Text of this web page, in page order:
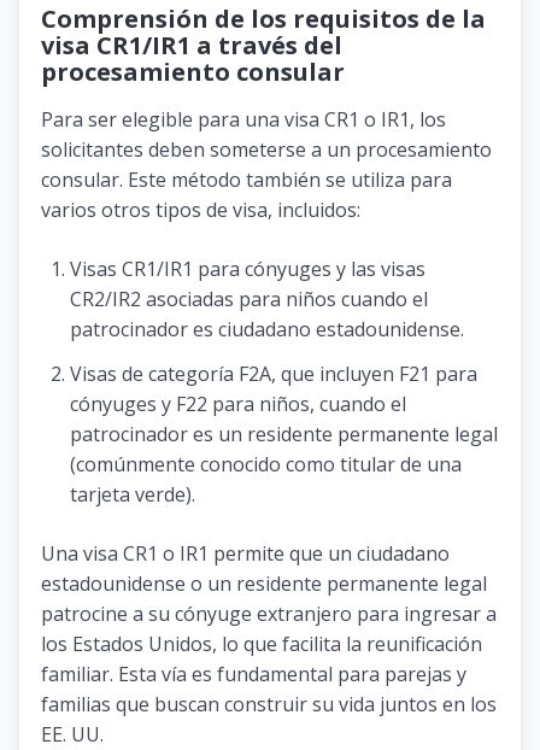
Comprensión de los requisitos de la
visa CR1/IR1 a través del
procesamiento consular
Para ser elegible para una visa CR1 o IR1, los
solicitantes deben someterse a un procesamiento
consular. Este método también se utiliza para
varios otros tipos de visa, incluidos:
Visas CR1/IR1 para cónyuges y las visas
CR2/IR2 asociadas para niños cuando el
patrocinador es ciudadano estadounidense.
Visas de categoría F2A, que incluyen F21 para
cónyuges y F22 para niños, cuando el
patrocinador es un residente permanente legal
(comúnmente conocido como titular de una
tarjeta verde).
Una visa CR1 o IR1 permite que un ciudadano
estadounidense o un residente permanente legal
patrocine a su cónyuge extranjero para ingresar a
los Estados Unidos, lo que facilita la reunificación
familiar. Esta vía es fundamental para parejas y
familias que buscan construir su vida juntos en los
EE. UU.